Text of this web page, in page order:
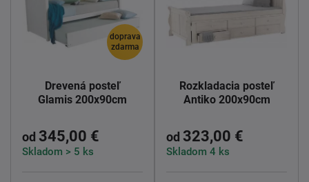
doprava
zdarma
Drevená posteľ
Glamis 200x90cm
od 345,00 €
Skladom > 5 ks
Rozkladacia posteľ
Antiko 200x90cm
od 323,00 €
Skladom 4 ks